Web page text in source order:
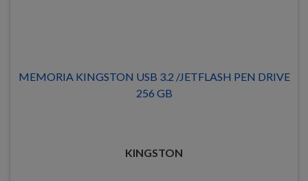
MEMORIA KINGSTON USB 3.2 /JETFLASH PEN DRIVE
256 GB
KINGSTON